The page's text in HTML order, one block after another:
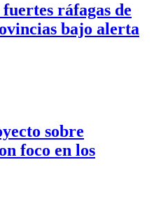
ráfagas de
bajo alerta
sobre
foco en los